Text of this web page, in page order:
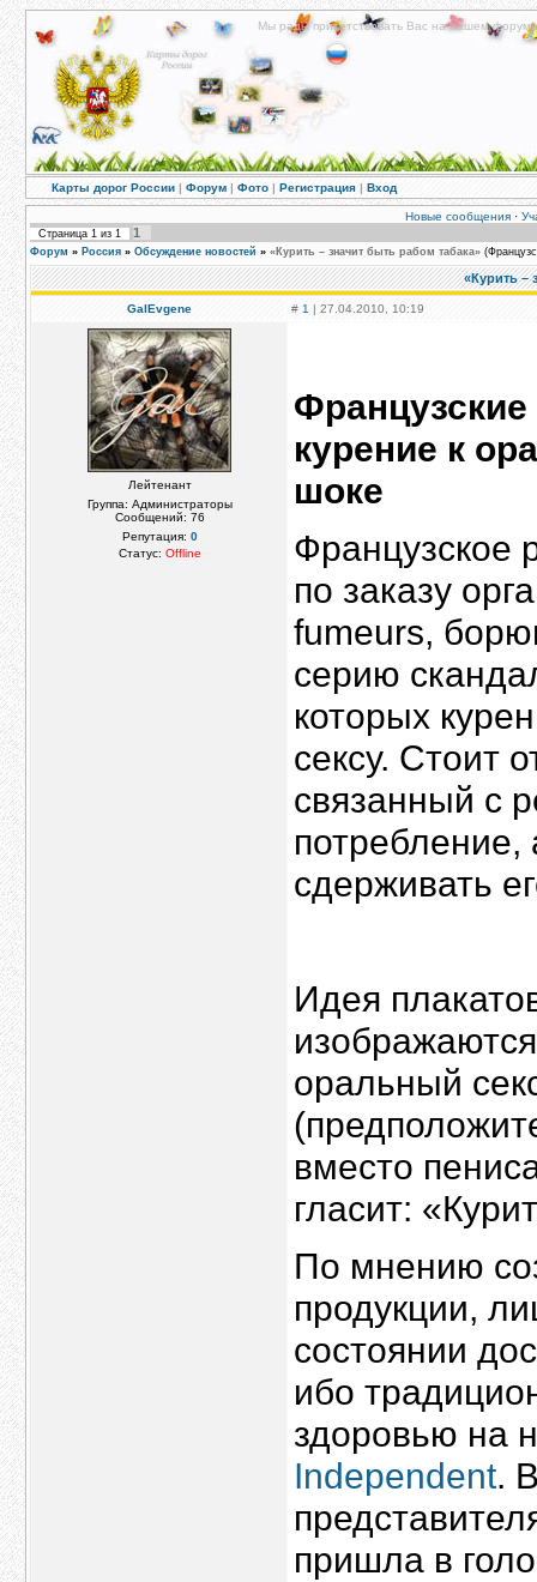
Мы рады приветствовать Вас на нашем
Карты дорог России | Форум | Фото | Регистрация | Вход
Новые сообщения·
Страница 1 из 1 1
Форум » Россия » Обсуждение новостей » «Курить – значит быть рабом табака»
«Курить –
GalEvgene # 1 | 27.04.2010, 10:19
Лейтенант
Группа: Администраторы
Сообщений: 76
Репутация: 0
Статус: Offline
курение к
шоке
Французское
по заказу
fumeurs,
серию
которых
сексу. Стоит
связанный с
потребление,
сдерживать
Идея
оральный
вместо
гласит:
По мнению
продукции,
состоянии
ибо
здоровью на
Independent.
пришла в